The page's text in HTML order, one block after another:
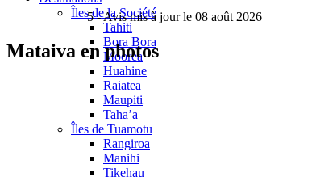
Îles de la Société
Tahiti
Bora Bora
Moorea
Huahine
Raiatea
Maupiti
Taha’a
Îles de Tuamotu
Rangiroa
Manihi
Tikehau
5- Avis mis à jour le 08 août 2026
Mataiva en photos